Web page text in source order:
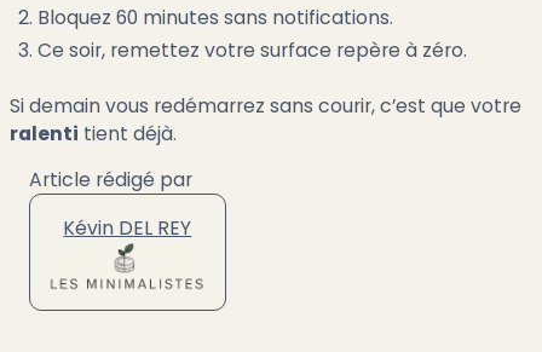
Bloquez 60 minutes sans notifications.
Ce soir, remettez votre surface repère à zéro.
Si demain vous redémarrez sans courir, c’est que votre
ralenti tient déjà.
Article rédigé par
Kévin DEL REY